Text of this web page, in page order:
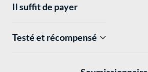
Il suffit de payer
Testé et récompensé